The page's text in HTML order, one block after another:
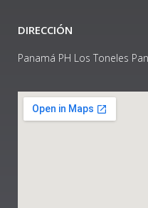
DIRECCIÓN
Panamá PH Los Toneles